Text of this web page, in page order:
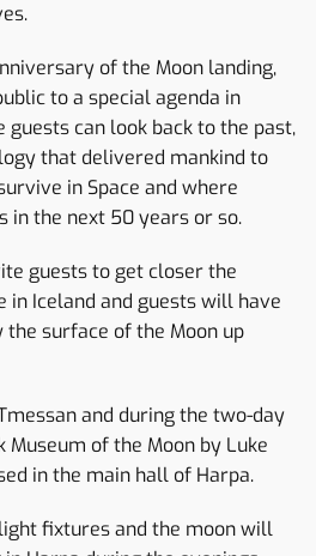
of the Moon landing,
to a special agenda in
guests can look back to the past,
that delivered mankind to
in Space and where
in the next 50 years or so.
guests to get closer the
in Iceland and guests will have
surface of the Moon up
and during the two-day
of the Moon by Luke
in the main hall of Harpa.
fixtures and the moon will